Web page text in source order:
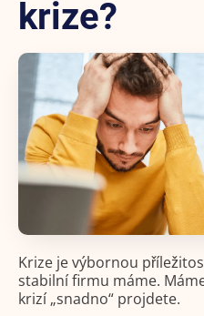
krize?
Krize je výbornou
stabilní firmu máme.
krizí „snadno“ projdete.